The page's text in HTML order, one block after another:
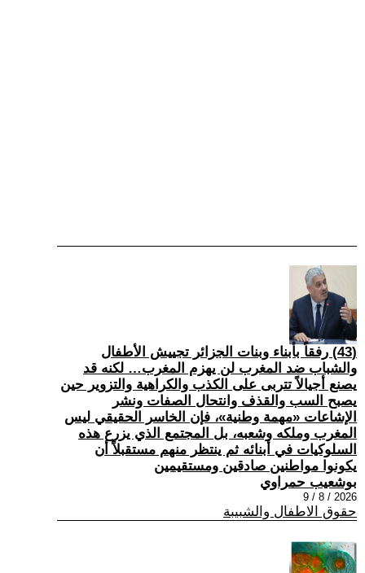
(43) رفقاً بأبناء وبنات الجزائر تجييش الأطفال
والشباب ضد المغرب لن يهزم المغرب… لكنه قد
يصنع أجيالاً تتربى على الكذب والكراهية والتزوير حين
يصبح السب والقذف وانتحال الصفات ونشر
الإشاعات «مهمة وطنية»، فإن الخاسر الحقيقي ليس
المغرب وملكه وشعبه، بل المجتمع الذي يزرع هذه
السلوكيات في أبنائه ثم ينتظر منهم مستقبلاً أن
يكونوا مواطنين صادقين ومستقيمين
بوشعيب حمراوي
2026 / 8 / 9
حقوق الاطفال والشبيبة